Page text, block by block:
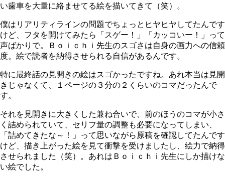
い歯車を大量に絡ませてる絵を描いてきて（笑）。
僕はリアリティラインの問題でちょっとヒヤヒヤしてたんです
けど、フタを開けてみたら「スゲー！」「カッコいー！」って
声ばかりで。Ｂｏｉｃｈｉ先生のスゴさは自身の画力への信頼
度。絵で読者を納得させられる自信があるんです。
特に最終話の見開きの絵はスゴかったですね。あれ本当は見開
きじゃなくて、１ページの３分の２くらいのコマだったんで
す。
それを見開きに大きくした兼ね合いで、前のほうのコマが小さ
く詰められていて、セリフ量の調整も必要になってしまい、
「詰めてきたな～！」って思いながら原稿を確認してたんです
けど、描き上がった絵を見て衝撃を受けましたし、絵力で納得
させられました（笑）。あれはＢｏｉｃｈｉ先生にしか描けな
い絵でした。